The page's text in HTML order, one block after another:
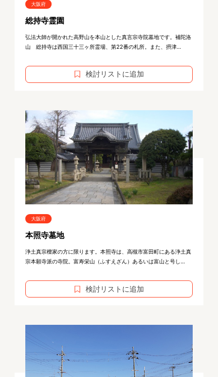
大阪府
総持寺霊園
弘法大師が開かれた高野山を本山とした真言宗寺院墓地です。補陀洛
山 総持寺は西国三十三ヶ所霊場、第22番の札所。また、摂津...
検討リストに追加
大阪府
本照寺墓地
浄土真宗檀家の方に限ります。本照寺は、高槻市富田町にある浄土真
宗本願寺派の寺院。富寿栄山（ふすえざん）あるいは富山と号し...
検討リストに追加